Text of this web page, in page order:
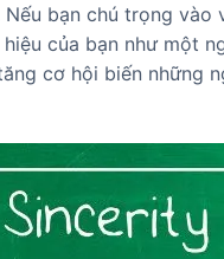
bạn chú trọng
của bạn như một
cơ hội biến những